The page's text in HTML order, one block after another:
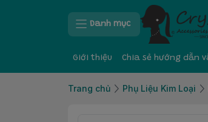
Danh mục
Giới thiệu
Trang chủ Phụ Liệu Kim Loại